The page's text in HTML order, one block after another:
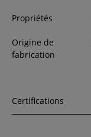
Propriétés
Origine de
fabrication
Certifications